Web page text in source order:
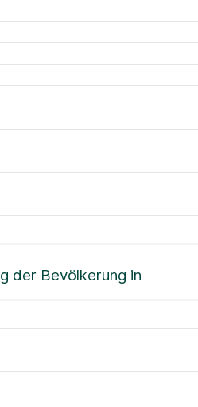
der Bevölkerung in